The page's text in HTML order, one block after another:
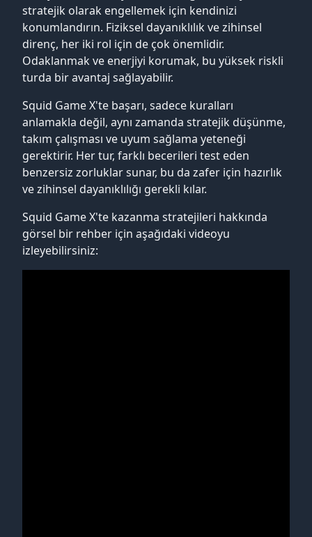
stratejik olarak engellemek için kendinizi
konumlandırın. Fiziksel dayanıklılık ve zihinsel
direnç, her iki rol için de çok önemlidir.
Odaklanmak ve enerjiyi korumak, bu yüksek riskli
turda bir avantaj sağlayabilir.
Squid Game X'te başarı, sadece kuralları
anlamakla değil, aynı zamanda stratejik düşünme,
takım çalışması ve uyum sağlama yeteneği
gerektirir. Her tur, farklı becerileri test eden
benzersiz zorluklar sunar, bu da zafer için hazırlık
ve zihinsel dayanıklılığı gerekli kılar.
Squid Game X'te kazanma stratejileri hakkında
görsel bir rehber için aşağıdaki videoyu
izleyebilirsiniz: